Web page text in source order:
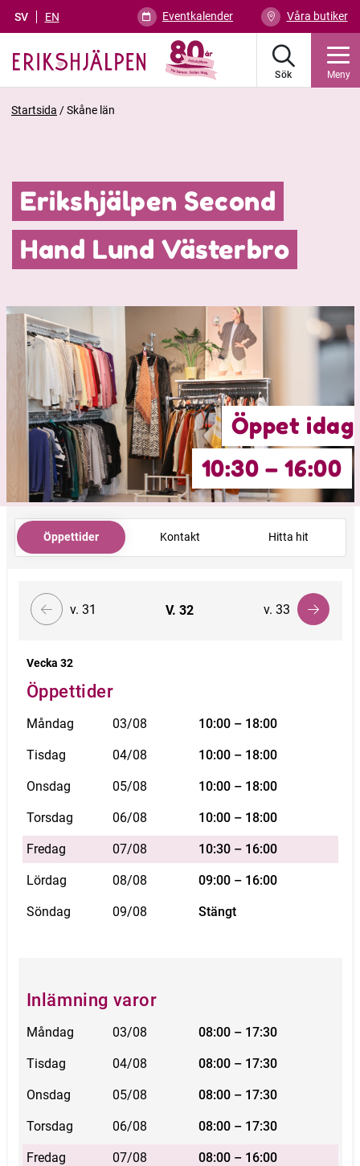
SV EN Eventkalender Våra butiker
Sök Meny
Startsida /Skåne län
Erikshjälpen Second
Hand Lund Västerbro
Öppet idag
10:30 – 16:00
Öppettider Kontakt Hitta hit
v. 31 V.32 v. 33
Vecka 32
Öppettider
Måndag 03/08 10:00 – 18:00
Tisdag 04/08 10:00 – 18:00
Onsdag 05/08 10:00 – 18:00
Torsdag 06/08 10:00 – 18:00
Fredag 07/08 10:30 – 16:00
Lördag 08/08 09:00 – 16:00
Söndag 09/08 Stängt
Inlämning varor
Måndag 03/08 08:00 – 17:30
Tisdag 04/08 08:00 – 17:30
Onsdag 05/08 08:00 – 17:30
Torsdag 06/08 08:00 – 17:30
Fredag 07/08 08:00 – 16:00